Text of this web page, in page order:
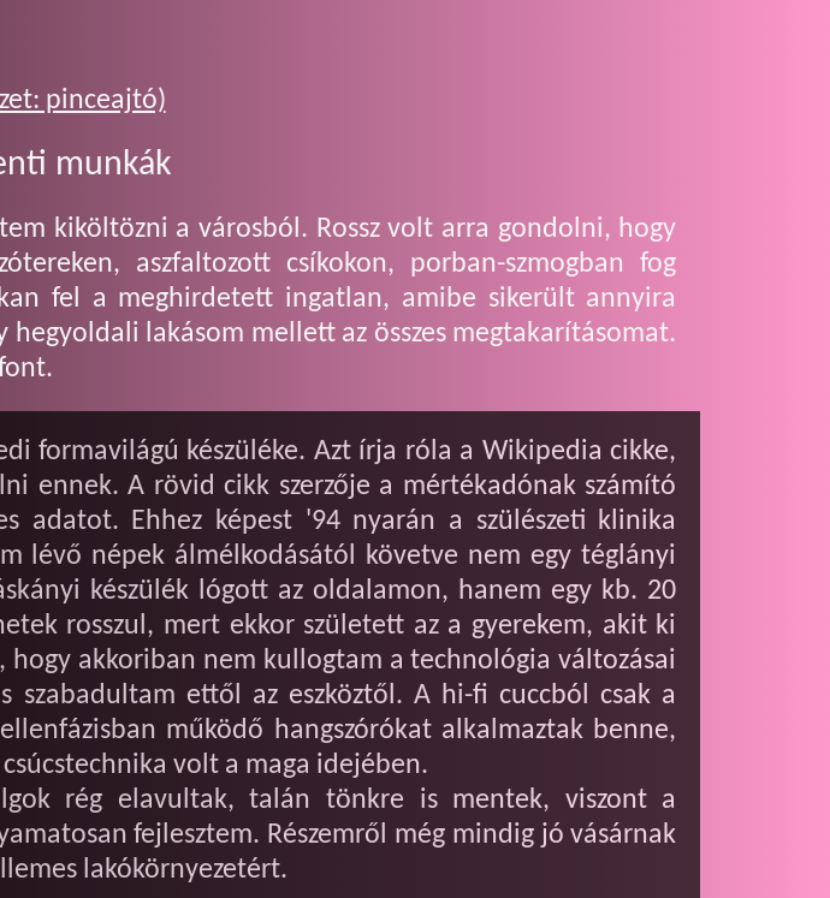
pinceajtó)
munkák
kiköltözni a városból. Rossz volt arra gondolni, hogy
aszfaltozott csíkokon, porban-szmogban fog
fel a meghirdetett ingatlan, amibe sikerült annyira
lakásom mellett az összes megtakarításomat.
formavilágú készüléke. Azt írja róla a Wikipedia cikke,
ennek. A rövid cikk szerzője a mértékadónak számító
adatot. Ehhez képest '94 nyarán a szülészeti klinika
lévő népek álmélkodásától követve nem egy téglányi
készülék lógott az oldalamon, hanem egy kb. 20
rosszul, mert ekkor született az a gyerekem, akit ki
akkoriban nem kullogtam a technológia változásai
ettől az eszköztől. A hi-fi cuccból csak a
működő hangszórókat alkalmaztak benne,
volt a maga idejében.
rég elavultak, talán tönkre is mentek, viszont a
fejlesztem. Részemről még mindig jó vásárnak
lakókörnyezetért.